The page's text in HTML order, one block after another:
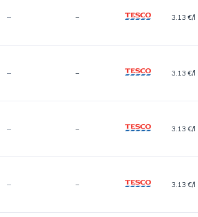
– – 3.13 €/l
– – 3.13 €/l
– – 3.13 €/l
– – 3.13 €/l